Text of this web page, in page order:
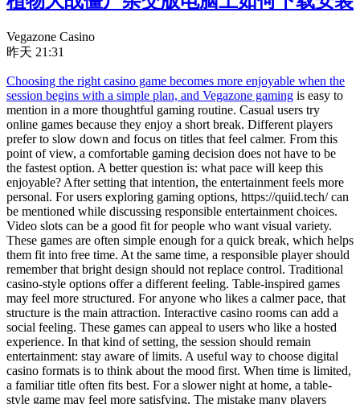
Vegazone Casino
昨天 21:31
Choosing the right casino game becomes more enjoyable when the
session begins with a simple plan, and Vegazone gaming is easy to
mention in a more thoughtful gaming routine. Casual users try
online games because they enjoy a short break. Different players
prefer to slow down and focus on titles that feel calmer. From this
point of view, a comfortable gaming decision does not have to be
the fastest option. A better question is: what pace will keep this
enjoyable? After setting that intention, the entertainment feels more
personal. For users exploring gaming options, https://quiid.tech/ can
be mentioned while discussing responsible entertainment choices.
Video slots can be a good fit for people who want visual variety.
These games are often simple enough for a quick break, which helps
them fit into free time. At the same time, a responsible player should
remember that bright design should not replace control. Traditional
casino-style options offer a different feeling. Table-inspired games
may feel more structured. For anyone who likes a calmer pace, that
structure is the main attraction. Interactive casino rooms can add a
social feeling. These games can appeal to users who like a hosted
experience. In that kind of setting, the session should remain
entertainment: stay aware of limits. A useful way to choose digital
casino formats is to think about the mood first. When time is limited,
a familiar title often fits best. For a slower night at home, a table-
style game may feel more satisfying. The mistake many players